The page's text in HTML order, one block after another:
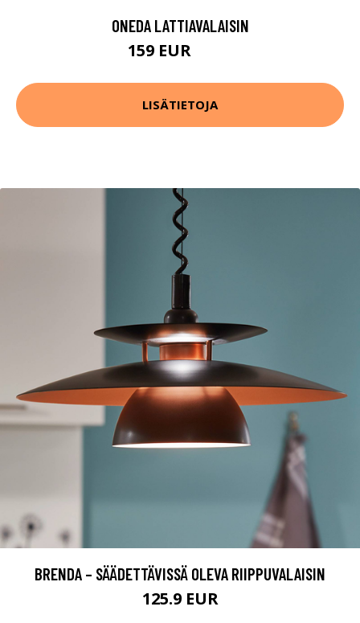
ONEDA LATTIAVALAISIN
159 EUR
LISÄTIETOJA
BRENDA – SÄÄDETTÄVISSÄ OLEVA RIIPPUVALAISIN
125.9 EUR